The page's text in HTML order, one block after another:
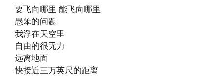
要飞向哪里 能飞向哪里
愚笨的问题
我浮在天空里
自由的很无力
远离地面
快接近三万英尺的距离